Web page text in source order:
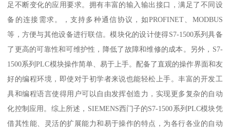
足不断变化的应用要求。拥有丰富的输入输出接口，满足了不同设
备的连接需求。，支持多种通信协议，如PROFINET、MODBUS
等，方便与其他设备进行联信。模块化的设计使得S7-1500系列具备
了更高的可靠性和可维护性，降低了故障和维修的成本。另外，S7-
1500系列PLC模块操作简单、易于上手。配备了直观的操作界面和友
好的编程环境，即使对于初学者来说也能轻松上手。丰富的开发工
具和编程语言使得用户可以自由发挥创造力，实现更多复杂的自动
化控制应用。综上所述，SIEMENS西门子的S7-1500系列PLC模块凭
借其性能、灵活的扩展能力和易于操作的特点，为各行各业的自动